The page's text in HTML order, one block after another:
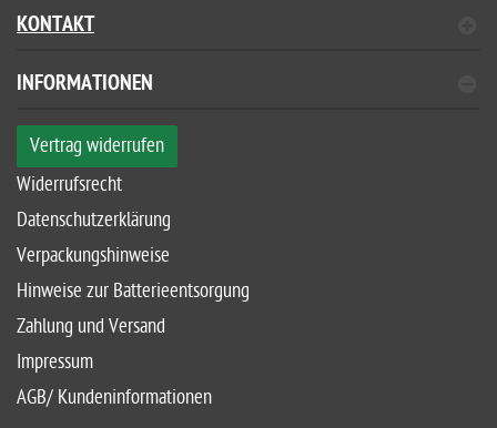
KONTAKT
INFORMATIONEN
Vertrag widerrufen
Widerrufsrecht
Datenschutzerklärung
Verpackungshinweise
Hinweise zur Batterieentsorgung
Zahlung und Versand
Impressum
AGB/ Kundeninformationen